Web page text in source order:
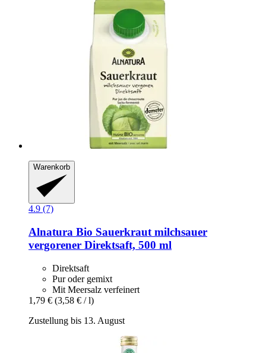
Warenkorb
4.9 (7)
Alnatura Bio Sauerkraut milchsauer
vergorener Direktsaft, 500 ml
Direktsaft
Pur oder gemixt
Mit Meersalz verfeinert
1,79 € (3,58 € / l)
Zustellung bis 13. August